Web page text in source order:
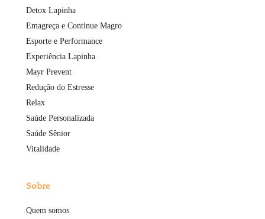
Detox Lapinha
Emagreça e Continue Magro
Esporte e Performance
Experiência Lapinha
Mayr Prevent
Redução do Estresse
Relax
Saúde Personalizada
Saúde Sênior
Vitalidade
Sobre
Quem somos